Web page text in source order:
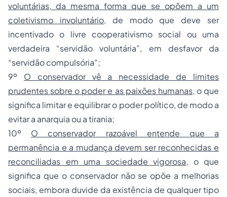
voluntárias, da mesma forma que se opõem a um
coletivismo involuntário, de modo que deve ser
incentivado o livre cooperativismo social ou uma
verdadeira “servidão voluntária”, em desfavor da
“servidão compulsória”;
9º O conservador vê a necessidade de limites
prudentes sobre o poder e as paixões humanas, o que
significa limitar e equilibrar o poder político, de modo a
evitar a anarquia ou a tirania;
10º O conservador razoável entende que a
permanência e a mudança devem ser reconhecidas e
reconciliadas em uma sociedade vigorosa, o que
significa que o conservador não se opõe a melhorias
sociais, embora duvide da existência de qualquer tipo